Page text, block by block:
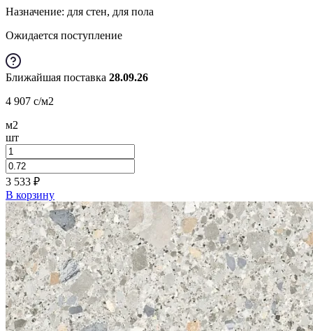
Назначение: для стен, для пола
Ожидается поступление
Ближайшая поставка 28.09.26
4 907 c/м2
м2
шт
3 533 ₽
В корзину